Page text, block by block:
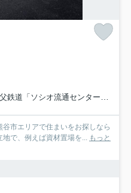
鉄道「ソシオ流通センター」駅 徒歩33分
市エリアで住まいをお探しなら
地で、例えば資材置場を... もっと